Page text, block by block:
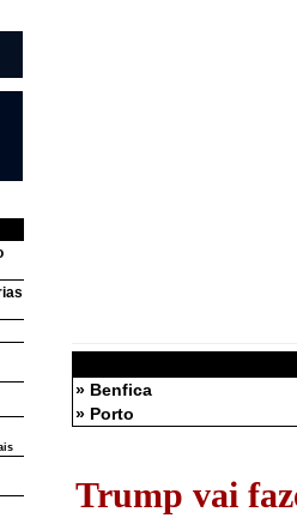
» Benfica
» Porto
Trump vai